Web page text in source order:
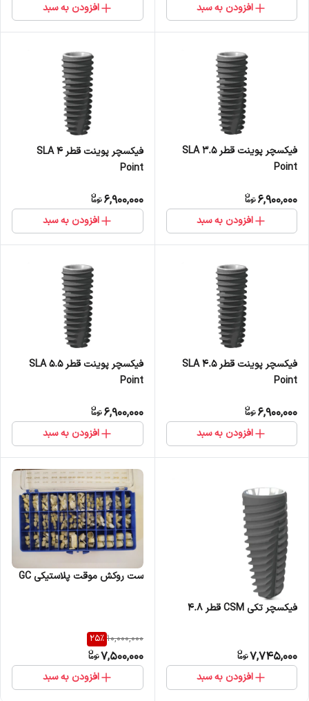
افزودن به سبد افزودن به سبد
فیکسچر پوینت قطر 3.5 SLA
Point
6,900,000
افزودن به سبد
فیکسچر پوینت قطر 4 SLA
Point
6,900,000
افزودن به سبد
فیکسچر پوینت قطر 4.5 SLA
Point
6,900,000
افزودن به سبد
فیکسچر پوینت قطر 5.5 SLA
Point
6,900,000
افزودن به سبد
فیکسچر تکی CSM قطر 4.8
7,745,000
افزودن به سبد
ست روکش موقت پلاستیکی GC
10,000,000
25%
7,500,000
افزودن به سبد